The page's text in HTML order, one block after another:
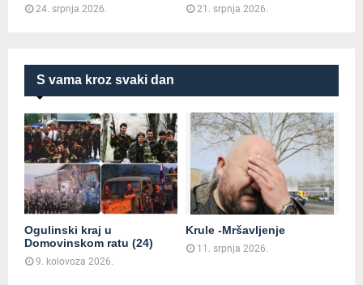
S vama kroz svaki dan
Ogulinski kraj u
Domovinskom ratu (24)
9. kolovoza 2026.
Krule -Mršavljenje
11. srpnja 2026.
24. srpnja 2026. 21. srpnja 2026.